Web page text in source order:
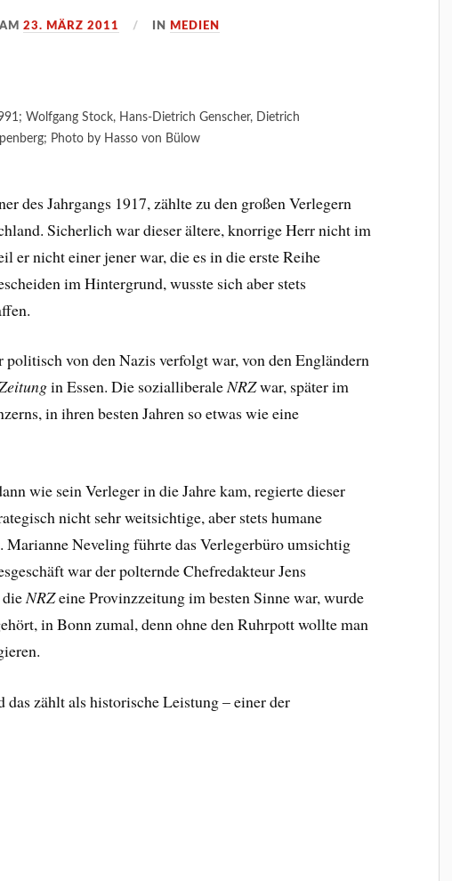
AM23. MÄRZ 2011 IN MEDIEN
Wolfgang Stock, Hans-Dietrich Genscher, Dietrich
Photo by Hasso von Bülow
des Jahrgangs 1917, zählte zu den großen Verlegern
Sicherlich war dieser ältere, knorrige Herr nicht im
er nicht einer jener war, die es in die erste Reihe
im Hintergrund, wusste sich aber stets
von den Nazis verfolgt war, von den Engländern
in Essen. Die sozialliberaleNRZwar, später im
in ihren besten Jahren so etwas wie eine
wie sein Verleger in die Jahre kam, regierte dieser
nicht sehr weitsichtige, aber stets humane
Neveling führte das Verlegerbüro umsichtig
war der polternde Chefredakteur Jens
dieNRZeine Provinzzeitung im besten Sinne war, wurde
in Bonn zumal, denn ohne den Ruhrpott wollte man
zählt als historische Leistung – einer der